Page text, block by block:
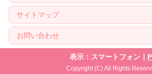
サイトマップ
お問い合わせ
表示：スマートフォン｜
Copyright (C) All Rights